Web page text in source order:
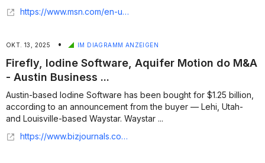
https://www.msn.com/en-us/money/markets/waystar-to-buy-iodine-software-for-1-25b/ar-AA1JaiBI?ocid=finance-verthp-feeds&apiversion=v2&noservercache=1&domshim=1&renderwebcomponents=1&wcseo=1&batchservertelemetry=1&noservertelemetry=1
OKT. 13, 2025 • IM DIAGRAMM ANZEIGEN
Firefly, Iodine Software, Aquifer Motion do M&A
- Austin Business ...
Austin-based Iodine Software has been bought for $1.25 billion,
according to an announcement from the buyer — Lehi, Utah-
and Louisville-based Waystar. Waystar ...
https://www.bizjournals.com/austin/news/2025/10/13/m-a-wrap-deals-to-know-austin.html